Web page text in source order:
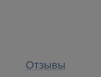
Отзывы